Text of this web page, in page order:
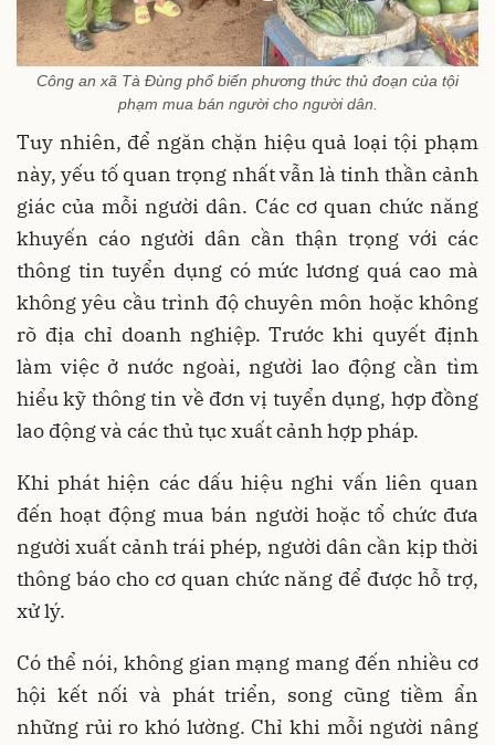
Công an xã Tà Đùng phổ biến phương thức thủ đoạn của tội
phạm mua bán người cho người dân.
Tuy nhiên, để ngăn chặn hiệu quả loại tội phạm
này, yếu tố quan trọng nhất vẫn là tinh thần cảnh
giác của mỗi người dân. Các cơ quan chức năng
khuyến cáo người dân cần thận trọng với các
thông tin tuyển dụng có mức lương quá cao mà
không yêu cầu trình độ chuyên môn hoặc không
rõ địa chỉ doanh nghiệp. Trước khi quyết định
làm việc ở nước ngoài, người lao động cần tìm
hiểu kỹ thông tin về đơn vị tuyển dụng, hợp đồng
lao động và các thủ tục xuất cảnh hợp pháp.
Khi phát hiện các dấu hiệu nghi vấn liên quan
đến hoạt động mua bán người hoặc tổ chức đưa
người xuất cảnh trái phép, người dân cần kịp thời
thông báo cho cơ quan chức năng để được hỗ trợ,
xử lý.
Có thể nói, không gian mạng mang đến nhiều cơ
hội kết nối và phát triển, song cũng tiềm ẩn
những rủi ro khó lường. Chỉ khi mỗi người nâng